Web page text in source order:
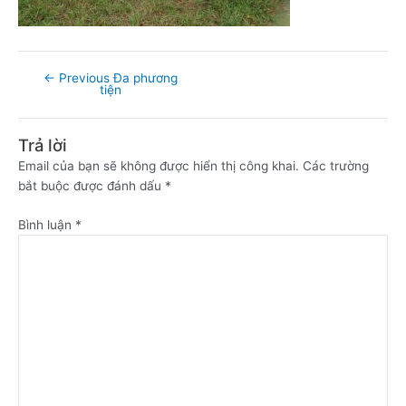
← Previous Đa phương
tiện
Trả lời
Email của bạn sẽ không được hiển thị công khai. Các trường
bắt buộc được đánh dấu *
Bình luận *